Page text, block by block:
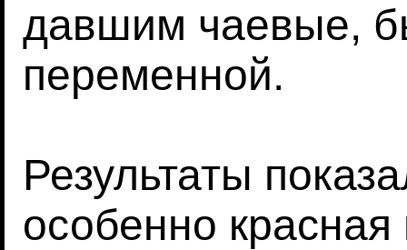
давшим чаевые,
переменной.
Результаты
особенно